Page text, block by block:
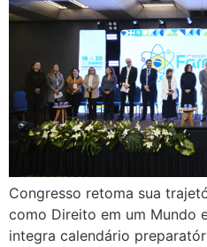
Congresso retoma sua
como Direito em um Mundo
integra calendário